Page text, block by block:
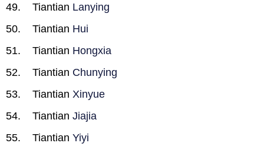
Tiantian Lanying
Tiantian Hui
Tiantian Hongxia
Tiantian Chunying
Tiantian Xinyue
Tiantian Jiajia
Tiantian Yiyi